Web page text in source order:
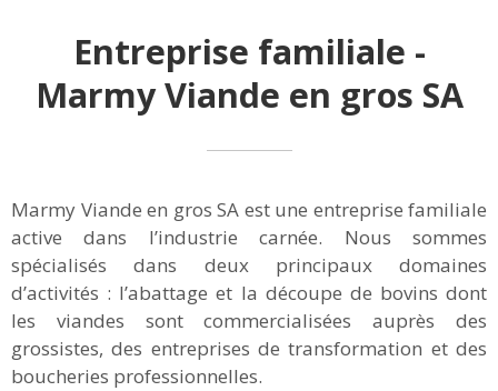
Entreprise familiale -
Marmy Viande en gros SA
Marmy Viande en gros SA est une entreprise familiale
active dans l’industrie carnée. Nous sommes
spécialisés dans deux principaux domaines
d’activités : l’abattage et la découpe de bovins dont
les viandes sont commercialisées auprès des
grossistes, des entreprises de transformation et des
boucheries professionnelles.